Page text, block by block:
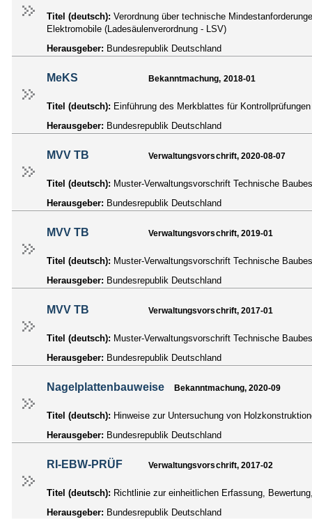
Titel (deutsch): Verordnung über technische
Elektromobile (Ladesäulenverordnung - LSV)
Herausgeber: Bundesrepublik Deutschland
MeKS Bekanntmachung, 2018-01
Titel (deutsch): Einführung des Merkblattes für
Herausgeber: Bundesrepublik Deutschland
MVV TB Verwaltungsvorschrift, 2020-08-07
Titel (deutsch): Muster-Verwaltungsvorschrift Technische
Herausgeber: Bundesrepublik Deutschland
MVV TB Verwaltungsvorschrift, 2019-01
Titel (deutsch): Muster-Verwaltungsvorschrift Technische
Herausgeber: Bundesrepublik Deutschland
MVV TB Verwaltungsvorschrift, 2017-01
Titel (deutsch): Muster-Verwaltungsvorschrift Technische
Herausgeber: Bundesrepublik Deutschland
Nagelplattenbauweise Bekanntmachung, 2020-09
Titel (deutsch): Hinweise zur Untersuchung von
Herausgeber: Bundesrepublik Deutschland
RI-EBW-PRÜF Verwaltungsvorschrift, 2017-02
Titel (deutsch): Richtlinie zur einheitlichen Erfassung,
Herausgeber: Bundesrepublik Deutschland